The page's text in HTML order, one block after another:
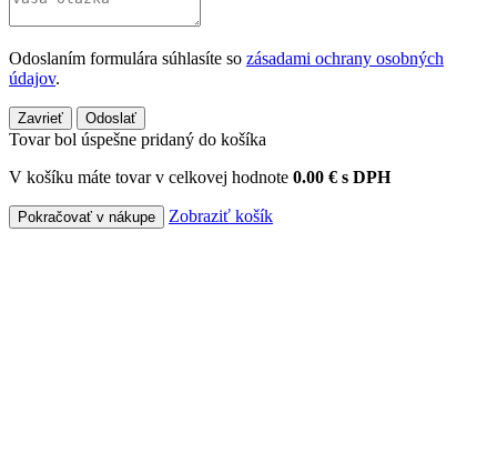
Odoslaním formulára súhlasíte so zásadami ochrany osobných
údajov.
Zavrieť Odoslať
Tovar bol úspešne pridaný do košíka
V košíku máte tovar v celkovej hodnote 0.00 € s DPH
Pokračovať v nákupe Zobraziť košík